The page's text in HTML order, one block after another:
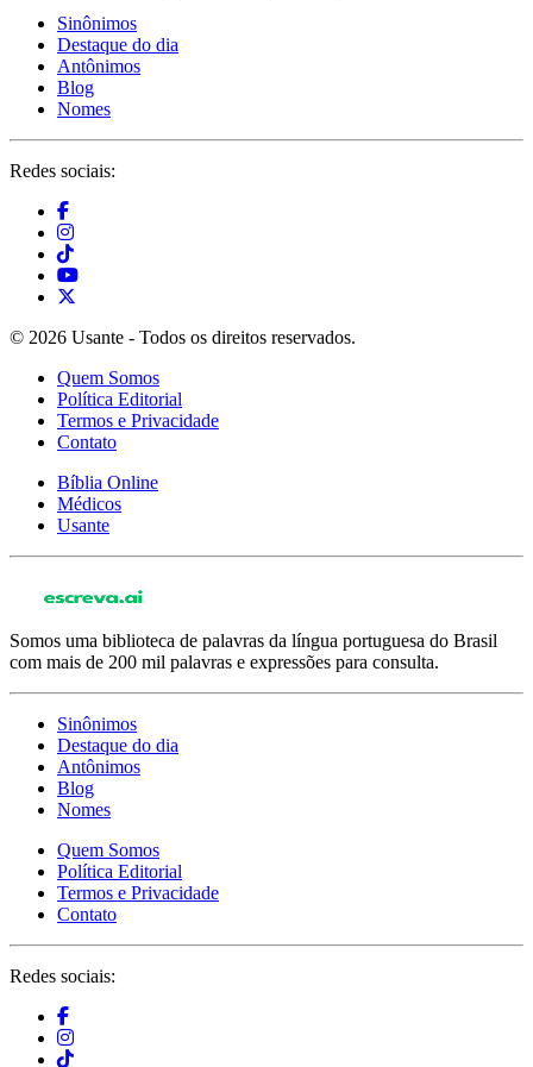
Sinônimos
Destaque do dia
Antônimos
Blog
Nomes
Redes sociais:
© 2026 Usante - Todos os direitos reservados.
Quem Somos
Política Editorial
Termos e Privacidade
Contato
Bíblia Online
Médicos
Usante
Somos uma biblioteca de palavras da língua portuguesa do Brasil
com mais de 200 mil palavras e expressões para consulta.
Sinônimos
Destaque do dia
Antônimos
Blog
Nomes
Quem Somos
Política Editorial
Termos e Privacidade
Contato
Redes sociais: